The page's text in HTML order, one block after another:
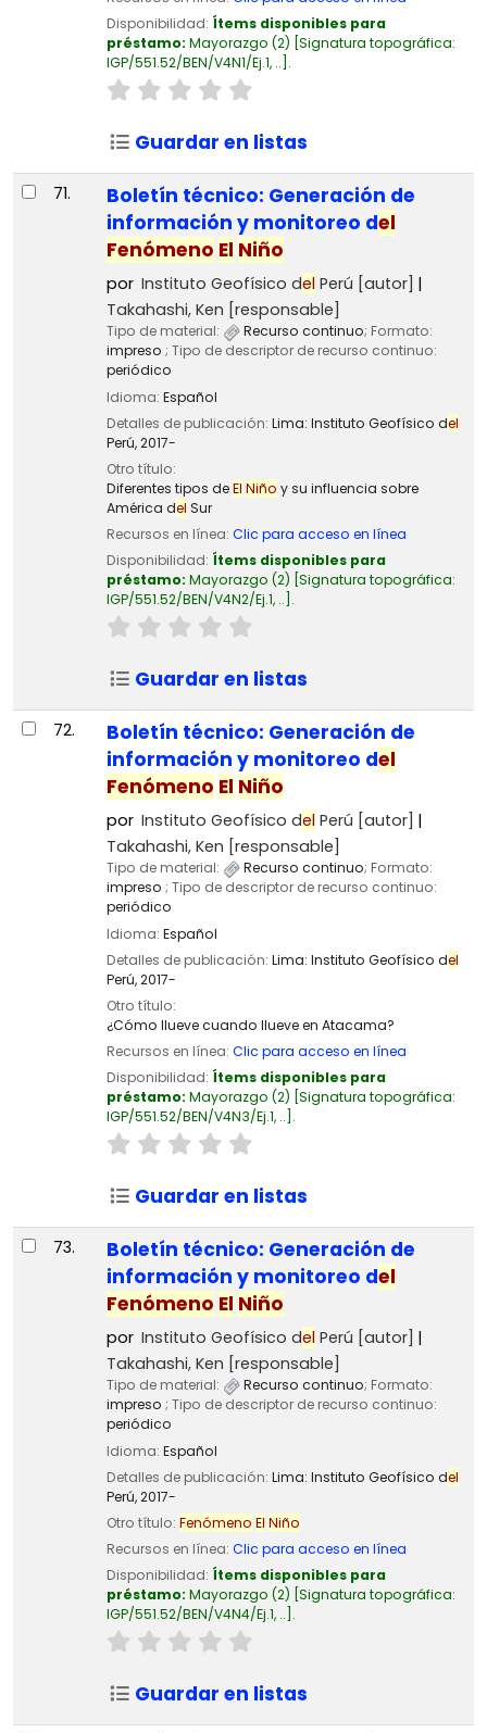
Disponibilidad: Ítems disponibles para
préstamo: Mayorazgo (2) Signatura topográfica:
IGP/551.52/BEN/V4N1/Ej.1, .. .
Guardar en listas
71.
Boletín técnico: Generación de
información y monitoreo del
Fenómeno El Niño
por Instituto Geofísico del Perú [autor]
Takahashi, Ken [responsable]
Tipo de material: Recurso continuo; Formato:
impreso ; Tipo de descriptor de recurso continuo:
periódico
Idioma: Español
Detalles de publicación: Lima: Instituto Geofísico del
Perú,2017-
Otro título:
Diferentes tipos deEl Niño y su influencia sobre
América del Sur
Recursos en línea: Clic para acceso en línea
Disponibilidad: Ítems disponibles para
préstamo: Mayorazgo (2) Signatura topográfica:
IGP/551.52/BEN/V4N2/Ej.1, .. .
Guardar en listas
72.
Boletín técnico: Generación de
información y monitoreo del
Fenómeno El Niño
por Instituto Geofísico del Perú [autor]
Takahashi, Ken [responsable]
Tipo de material: Recurso continuo; Formato:
impreso ; Tipo de descriptor de recurso continuo:
periódico
Idioma: Español
Detalles de publicación: Lima: Instituto Geofísico del
Perú,2017-
Otro título:
¿Cómo llueve cuando llueve en Atacama?
Recursos en línea: Clic para acceso en línea
Disponibilidad: Ítems disponibles para
préstamo: Mayorazgo (2) Signatura topográfica:
IGP/551.52/BEN/V4N3/Ej.1, .. .
Guardar en listas
73.
Boletín técnico: Generación de
información y monitoreo del
Fenómeno El Niño
por Instituto Geofísico del Perú [autor]
Takahashi, Ken [responsable]
Tipo de material: Recurso continuo; Formato:
impreso ; Tipo de descriptor de recurso continuo:
periódico
Idioma: Español
Detalles de publicación: Lima: Instituto Geofísico del
Perú,2017-
Otro título: Fenómeno El Niño
Recursos en línea: Clic para acceso en línea
Disponibilidad: Ítems disponibles para
préstamo: Mayorazgo (2) Signatura topográfica:
IGP/551.52/BEN/V4N4/Ej.1, .. .
Guardar en listas